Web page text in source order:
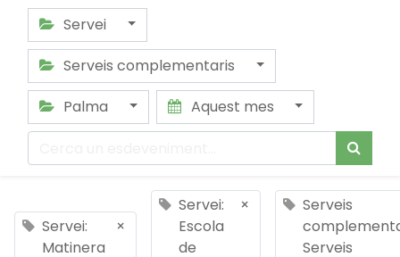
Servei
Serveis complementaris
Palma
Aquest mes
Servei:
Matinera
×
Servei:
Escola
de
×
Serveis
Serveis